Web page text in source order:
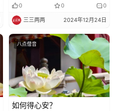
0 0 0
三三两两 2024年12月24日
八点僧音
如何得心安？